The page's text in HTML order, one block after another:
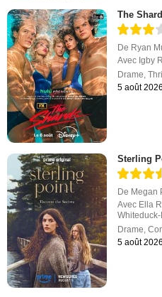
The
De Ryan
Avec Igby
Drame,
5 août
Sterling
De Megan
Avec Ella
Drame,
5 août